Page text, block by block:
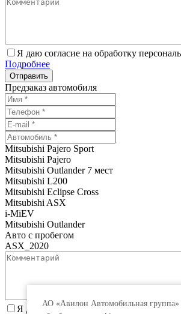
АО «Авилон Автомобильная группа»
Я даю согласие на обработку
Подробнее
Предзаказ автомобиля
Mitsubishi Pajero Sport
Mitsubishi Pajero
Mitsubishi Outlander 7 мест
Mitsubishi L200
Mitsubishi Eclipse Cross
Mitsubishi ASX
i-MiEV
Mitsubishi Outlander
Авто с пробегом
ASX_2020
Я даю согласие на обработку